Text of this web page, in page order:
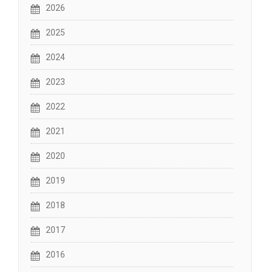
2026
2025
2024
2023
2022
2021
2020
2019
2018
2017
2016